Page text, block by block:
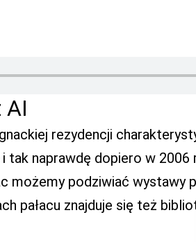
AI
rezydencji
naprawdę dopiero w
możemy podziwiać
pałacu znajduje się też